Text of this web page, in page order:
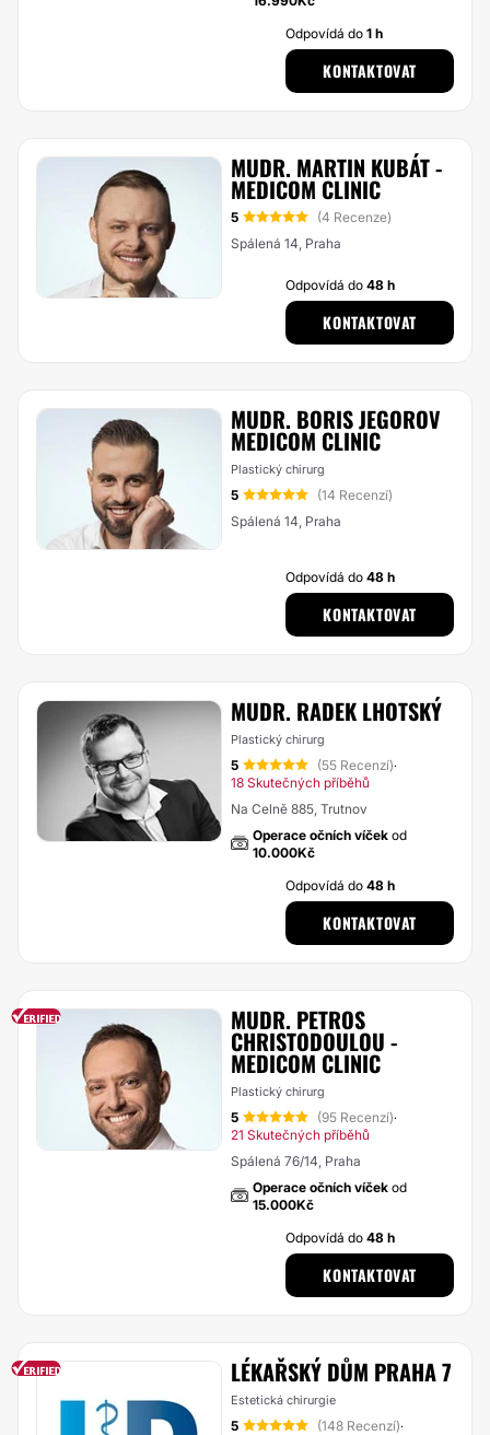
Odpovídá do1 h
KONTAKTOVAT
MUDR. MARTIN KUBÁT -
MEDICOM CLINIC
5
(4 Recenze)
Spálená 14, Praha
Odpovídá do48 h
KONTAKTOVAT
MUDR. BORIS JEGOROV
MEDICOM CLINIC
Plastický chirurg
5
(14 Recenzí)
Spálená 14, Praha
Odpovídá do48 h
KONTAKTOVAT
MUDR. RADEK LHOTSKÝ
Plastický chirurg
5 (55 Recenzí)·
18 Skutečných příběhů
Na Celně 885, Trutnov
Operace očních víček od
10.000Kč
Odpovídá do48 h
KONTAKTOVAT
MUDR. PETROS
CHRISTODOULOU -
MEDICOM CLINIC
Plastický chirurg
5 (95 Recenzí)·
21 Skutečných příběhů
Spálená 76/14, Praha
Operace očních víček od
15.000Kč
Odpovídá do48 h
KONTAKTOVAT
LÉKAŘSKÝ DŮM PRAHA 7
Estetická chirurgie
5 (148 Recenzí)·